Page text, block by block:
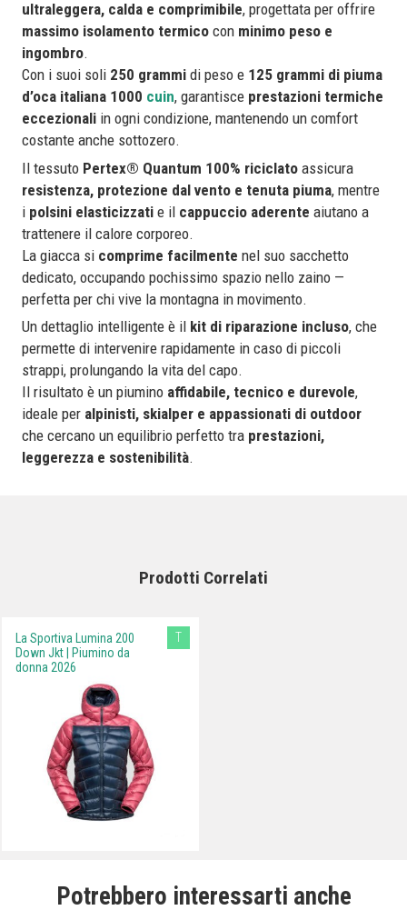
ultraleggera, calda e comprimibile, progettata per offrire
massimo isolamento termico con minimo peso e
ingombro.
Con i suoi soli 250 grammi di peso e 125 grammi di piuma
d’oca italiana 1000 cuin, garantisce prestazioni termiche
eccezionali in ogni condizione, mantenendo un comfort
costante anche sottozero.
Il tessuto Pertex® Quantum 100% riciclato assicura
resistenza, protezione dal vento e tenuta piuma, mentre
i polsini elasticizzati e il cappuccio aderente aiutano a
trattenere il calore corporeo.
La giacca si comprime facilmente nel suo sacchetto
dedicato, occupando pochissimo spazio nello zaino —
perfetta per chi vive la montagna in movimento.
Un dettaglio intelligente è il kit di riparazione incluso, che
permette di intervenire rapidamente in caso di piccoli
strappi, prolungando la vita del capo.
Il risultato è un piumino affidabile, tecnico e durevole,
ideale per alpinisti, skialper e appassionati di outdoor
che cercano un equilibrio perfetto tra prestazioni,
leggerezza e sostenibilità.
Prodotti Correlati
La Sportiva Lumina 200
Down Jkt | Piumino da
donna 2026
T
Potrebbero interessarti anche